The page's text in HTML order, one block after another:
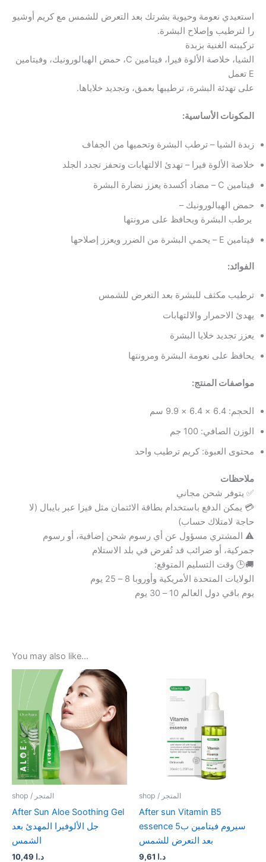
استعيدي نعومة وحيوية بشرتك بعد التعرض للشمس مع كريم أوشيو
را لترطيب وإصلاح البشرة.
تركيبته الغنية بزبدة
الشيا، خلاصة الألوة فيرا، فيتامين C، حمض الهيالورونيك، وفيتامين
E تعمل
على تهدئة البشرة، ترطيبها بعمق، وتجديد خلاياها.
المكونات الأساسية:
زبدة الشيا – ترطب البشرة وتحميها من الجفاف
خلاصة الألوة فيرا – تهدئ الالتهابات وتحفز تجدد الجلد
فيتامين C – مضاد أكسدة يعزز نضارة البشرة
حمض الهيالورونيك –
يرطب البشرة ويحافظ على مرونتها
فيتامين E – يحمي البشرة من الضرر ويعزز إصلاحها
الفوائد:
ترطيب مكثف للبشرة بعد التعرض للشمس
يهدئ الاحمرار والالتهابات
يعزز تجديد خلايا البشرة
يحافظ على نعومة البشرة ومرونتها
مواصفات المنتج:
الحجم: 6.4 × 6.4 × 9.9 سم
الوزن الصافي: 100 جم
محتوى العبوة: كريم ترطيب واحد
ملاحظات
✅ يتوفر شحن مجاني
💳 يمكن الدفع باستخدام بطاقة الائتمان مثل فيزا عبر بايبال (لا
حاجة لامتلاك حساب)
⚠️ المشتري مسؤول عن أي رسوم شحن إضافية، أو رسوم
جمركية، أو ضرائب قد تُفرض في بلد الاستلام
🚚🕒 وقت التسليم المتوقع:
الولايات المتحدة الأمريكية وأوروبا 8 – 25 يوم
يوم باقي دول العالم 10 – 30 يوم
You may also like…
shop / المتجر
After Sun Aloe Soothing Gel
جل الألوفيرا المهدئ بعد
الشمس
د.ا
shop / المتجر
After sun Vitamin B5
essence سيروم فيتامين ب5
بعد التعرض للشمس
د.ا